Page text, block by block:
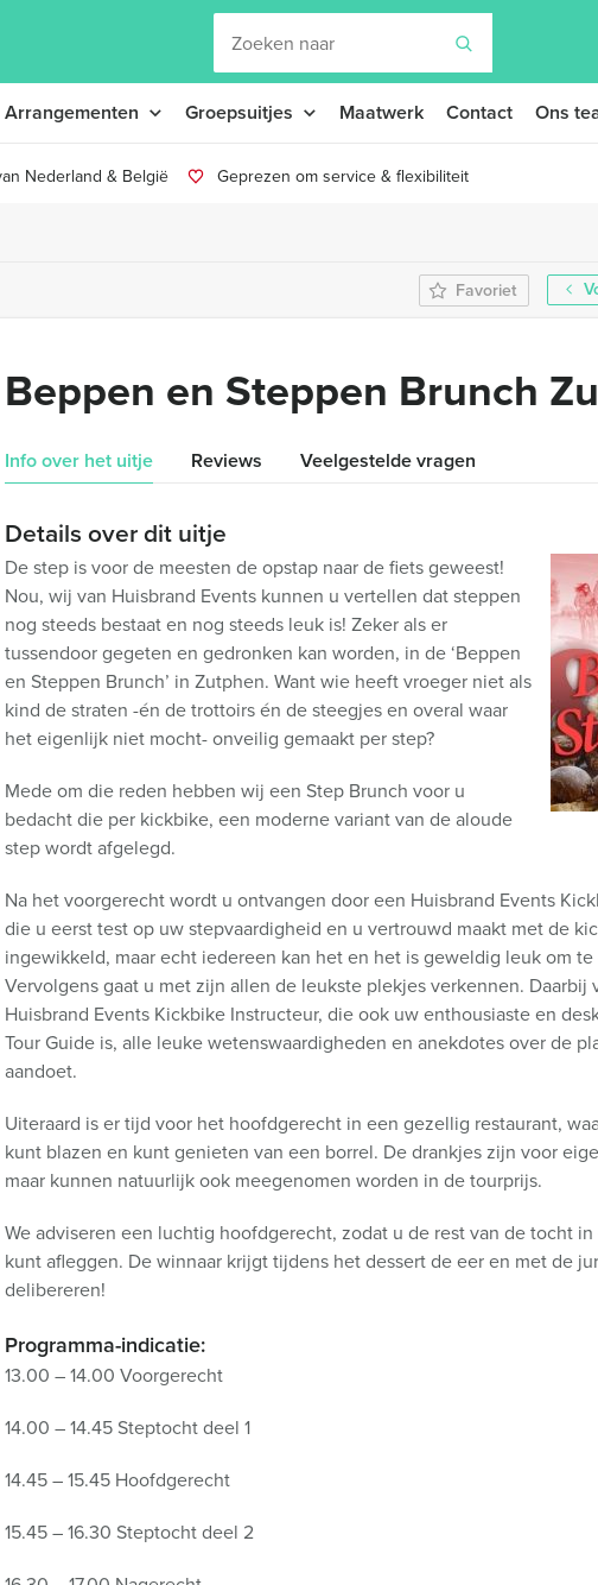
Arrangementen Groepsuitjes Maatwerk Contact Ons
Nederland & België Geprezen om service & flexibiliteit
Favoriet
Beppen en Steppen Brunch
Info over het uitje Reviews Veelgestelde vragen
Details over dit uitje
De step is voor de meesten de opstap naar de fiets geweest!
Nou, wij van Huisbrand Events kunnen u vertellen dat steppen
nog steeds bestaat en nog steeds leuk is! Zeker als er
tussendoor gegeten en gedronken kan worden, in de ‘Beppen
en Steppen Brunch’ in Zutphen. Want wie heeft vroeger niet als
kind de straten -én de trottoirs én de steegjes en overal waar
het eigenlijk niet mocht- onveilig gemaakt per step?
Mede om die reden hebben wij een Step Brunch voor u
bedacht die per kickbike, een moderne variant van de aloude
step wordt afgelegd.
Na het voorgerecht wordt u ontvangen door een Huisbrand Events
die u eerst test op uw stepvaardigheid en u vertrouwd maakt met de
ingewikkeld, maar echt iedereen kan het en het is geweldig leuk om te
Vervolgens gaat u met zijn allen de leukste plekjes verkennen. Daarbij
Huisbrand Events Kickbike Instructeur, die ook uw enthousiaste en
Tour Guide is, alle leuke wetenswaardigheden en anekdotes over de
aandoet.
Uiteraard is er tijd voor het hoofdgerecht in een gezellig restaurant,
kunt blazen en kunt genieten van een borrel. De drankjes zijn voor
maar kunnen natuurlijk ook meegenomen worden in de tourprijs.
We adviseren een luchtig hoofdgerecht, zodat u de rest van de tocht
kunt afleggen. De winnaar krijgt tijdens het dessert de eer en met de
delibereren!
Programma-indicatie:
13.00 – 14.00 Voorgerecht
14.00 – 14.45 Steptocht deel 1
14.45 – 15.45 Hoofdgerecht
15.45 – 16.30 Steptocht deel 2